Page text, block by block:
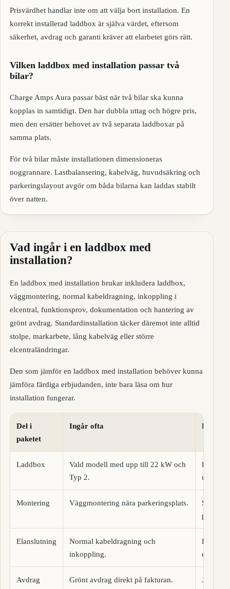
Prisvärdhet handlar inte om att välja bort installation. En
korrekt installerad laddbox är själva värdet, eftersom
säkerhet, avdrag och garanti kräver att elarbetet görs rätt.
Vilken laddbox med installation passar två
bilar?
Charge Amps Aura passar bäst när två bilar ska kunna
kopplas in samtidigt. Den har dubbla uttag och högre pris,
men den ersätter behovet av två separata laddboxar på
samma plats.
För två bilar måste installationen dimensioneras
noggrannare. Lastbalansering, kabelväg, huvudsäkring och
parkeringslayout avgör om båda bilarna kan laddas stabilt
över natten.
Vad ingår i en laddbox med
installation?
En laddbox med installation brukar inkludera laddbox,
väggmontering, normal kabeldragning, inkoppling i
elcentral, funktionsprov, dokumentation och hantering av
grönt avdrag. Standardinstallation täcker däremot inte alltid
stolpe, markarbete, lång kabelväg eller större
elcentraländringar.
Den som jämför en laddbox med installation behöver kunna
jämföra färdiga erbjudanden, inte bara läsa om hur
installation fungerar.
Del i
paketet
Ingår ofta Kan bli
Laddbox
Vald modell med upp till 22 kW och
Typ 2.
Fast
uttag.
Montering Väggmontering nära parkeringsplats.
Stolpe,
Elanslutning
Normal kabeldragning och
inkoppling.
Lång
Avdrag Grönt avdrag direkt på fakturan.